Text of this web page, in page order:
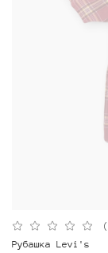
Рубашка Levi's